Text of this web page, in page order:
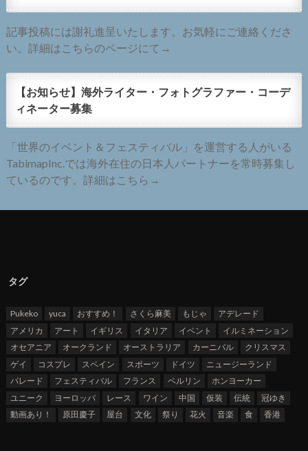
記事投稿には謝礼進呈いたします。お気軽にご連絡くださ
い。詳細はこちらのページにて→
【お知らせ】海外ライター・フォトグラファー・コーデ
ィネーター募集
「世界のイベント＆フェスティバル」を運営する人がいる
TabimapInc.では海外在住の日本人パートナーを常時募集し
ているのです。詳細はこちら→
タグ
Pukeko yuca おすすめ！ さくら麻美 もじゃ
アデレード
アメリカ
アート イギリス イタリア イベント
イルミネーション
オセアニア
オークランド オーストラリア カーニバル
クリスマス
ゲイ
コスプレ スペイン スポーツ ドイツ
ニュージーランド
パレード
フェスティバル フランス ベルリン
ホンヨーカー
ユニーク
ヨーロッパ レース ワイン 中国 仮装 伝統
冠ゆき
動画あり！
原田慶子 屋台 文化 祭り 花火 音楽 食 香港